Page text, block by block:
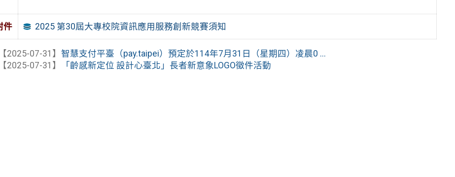
件 2025 第30屆大專校院資訊應用服務創新競賽須知
【2025-07-31】智慧支付平臺（pay.taipei）預定於114年7月31日（星期四）凌晨0 ...
【2025-07-31】
「齡感新定位 設計心臺北」長者新意象LOGO徵件活動